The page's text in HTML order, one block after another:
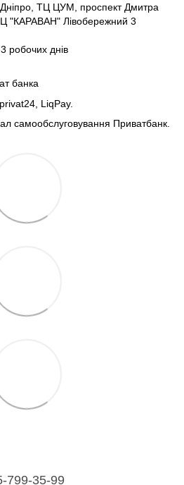
Дніпро, ТЦ ЦУМ, проспект Дмитра
"КАРАВАН" Лівобережний 3
робочих днів
банка
LiqPay.
самообслуговування Приватбанк.
799-35-99